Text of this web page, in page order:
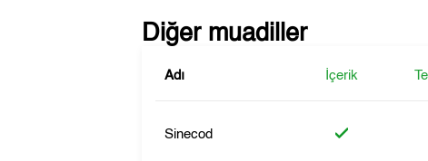
Diğer muadiller
Adı İçerik
Sinecod